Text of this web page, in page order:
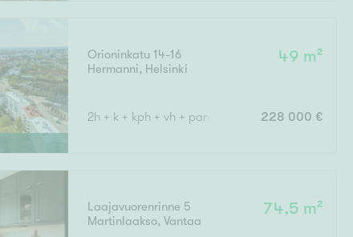
Orioninkatu 14-16
Hermanni, Helsinki
49 m²
2h + k + kph + vh + parveke 228 000 €
Laajavuorenrinne 5
Martinlaakso,Vantaa
74,5 m²